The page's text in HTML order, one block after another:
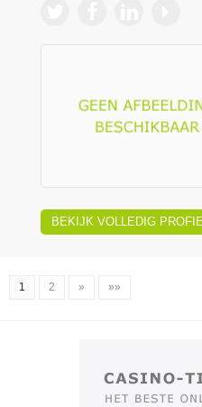
BEKIJK VOLLEDIG
1 2 » »»